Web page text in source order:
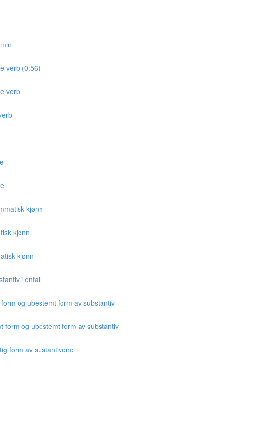
verb (0:56)
verb
kjønn
kjønn
kjønn
i entall
og ubestemt form av substantiv
form og ubestemt form av substantiv
form av sustantivene